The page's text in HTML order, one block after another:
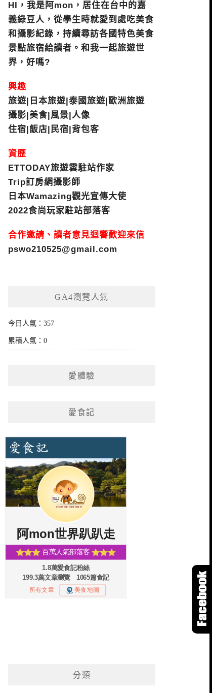
HI，我是阿mon，居住在台中的嘉
義綠豆人，從學生時就愛到處吃美食
和攝影紀錄，持續尋訪各國特色美食
景點旅宿給讀者。和我一起旅遊世
界，好嗎?
興趣
旅遊|日本旅遊|泰國旅遊|歐洲旅遊
攝影|美食|風景|人像
住宿|飯店|民宿|背包客
資歷
ETTODAY旅遊雲駐站作家
Trip訂房網攝影師
日本Wamazing觀光宣傳大使
2022食尚玩家駐站部落客
合作邀請、讀者意見迴響歡迎來信
pswo210525@gmail.com
GA4瀏覽人氣
今日人氣：357
累積人氣：0
愛體驗
愛食記
分類